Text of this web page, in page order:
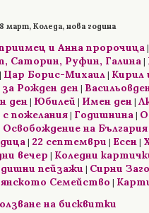
Коледа, нова година
и Анна пророчица|
Саторин, Руфин, Галина
Цар Борис-Михаил| Кирил
Рожден ден|
ден| Юбилей Имен ден|
пожелания Годишнина
на България|
22 септември Есен
вечер Коледни
пейзажи Сирни
Семейство
на бисквитки